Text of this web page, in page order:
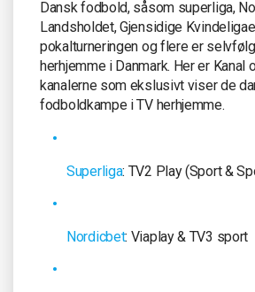
Dansk fodbold, såsom superliga,
Landsholdet, Gjensidige
pokalturneringen og flere er
herhjemme i Danmark. Her er Kanal
kanalerne som ekslusivt viser de
fodboldkampe i TV herhjemme.
Superliga: TV2 Play (Sport &
Nordicbet: Viaplay & TV3 sport